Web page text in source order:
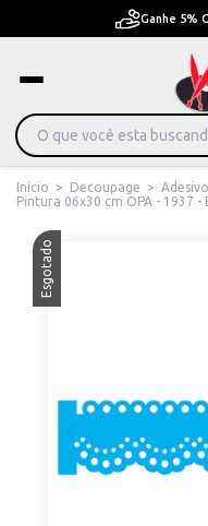
Início > Decoupage >
Pintura 06x30 cm OPA - 1937 -
Esgotado